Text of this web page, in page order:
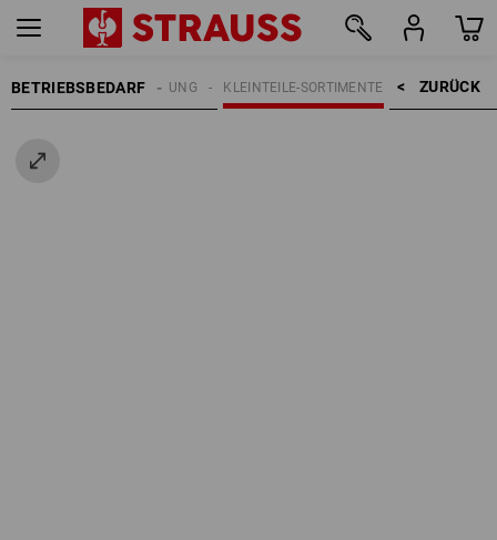
BETRIEBSBEDARF ZURÜCK    >
KLEINTEILE-SORTIMENTE
| BÜROEINRICHTUNG